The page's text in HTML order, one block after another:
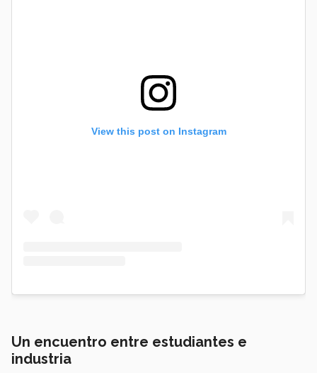
View this post on Instagram
Un encuentro entre estudiantes e
industria